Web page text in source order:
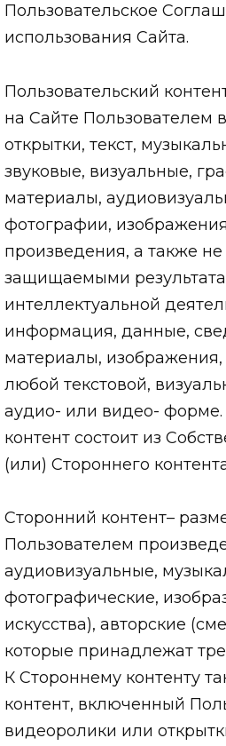
Пользовательское
использования Сайта.
Пользовательский
на Сайте Пользователем
открытки, текст,
звуковые, визуальные,
материалы,
фотографии,
произведения, а также
защищаемыми
интеллектуальной
информация, данные,
материалы,
любой текстовой,
аудио- или видео- форме.
контент состоит из
(или) Стороннего
Сторонний контент–
Пользователем
аудиовизуальные,
фотографические,
искусства), авторские
которые принадлежат
К Стороннему контенту
контент, включенный
видеоролики или